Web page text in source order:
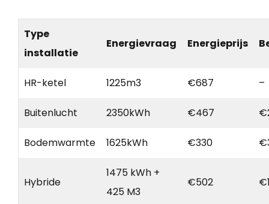
Type
installatie
Energievraag Energieprijs
HR-ketel 1225m3 €687 –
Buitenlucht 2350kWh €467
Bodemwarmte 1625kWh €330
Hybride
1475 kWh +
425 M3
€502